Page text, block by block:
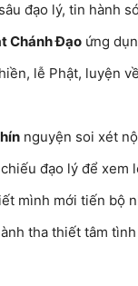
đạo lý, tin hành
Chánh Đạo ứng
lễ Phật, luyện
nguyện soi xét
đạo lý để xem
mình mới tiến bộ
tha thiết tâm